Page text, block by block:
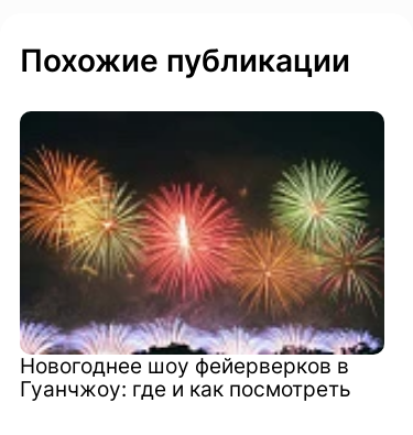
Похожие публикации
Новогоднее шоу фейерверков в
Гуанчжоу: где и как посмотреть